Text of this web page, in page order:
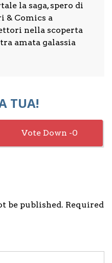
la saga, spero di
& Comics a
nella scoperta
amata galassia
TUA!
0
be published. Required